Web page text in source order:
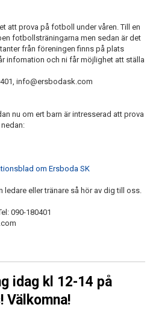
att prova på fotboll under våren. Till en
fotbollsträningarna men sedan är det
från föreningen finns på plats
infomation och ni får möjlighet att ställa
info@ersbodask.com
nu om ert barn är intresserad att prova
om Ersboda SK
eller tränare så hör av dig till oss.
090-180401
idag kl 12-14 på
Välkomna!